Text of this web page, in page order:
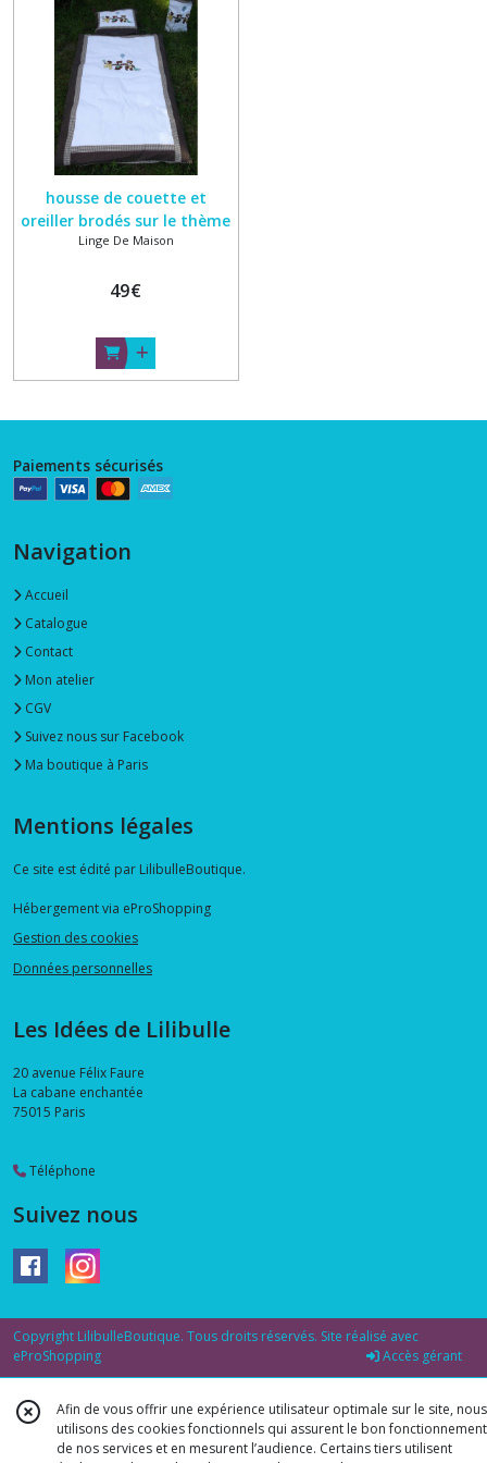
housse de couette et
oreiller brodés sur le thème
des ours
Linge De Maison
49€
sacs
étanches
(1)
Peluches
Vêtements
de
poupée
les
Paiements sécurisés
Navigation
Accueil
Catalogue
Contact
Mon atelier
CGV
Suivez nous sur Facebook
Ma boutique à Paris
Mentions légales
Ce site est édité par LilibulleBoutique.
Hébergement via eProShopping
Gestion des cookies
Données personnelles
Les Idées de Lilibulle
20 avenue Félix Faure
La cabane enchantée
75015 Paris
Téléphone
Suivez nous
Copyright LilibulleBoutique. Tous droits réservés. Site réalisé avec
eProShopping
Accès gérant
Afin de vous offrir une expérience utilisateur optimale sur le site, nous
utilisons des cookies fonctionnels qui assurent le bon fonctionnement
de nos services et en mesurent l’audience. Certains tiers utilisent